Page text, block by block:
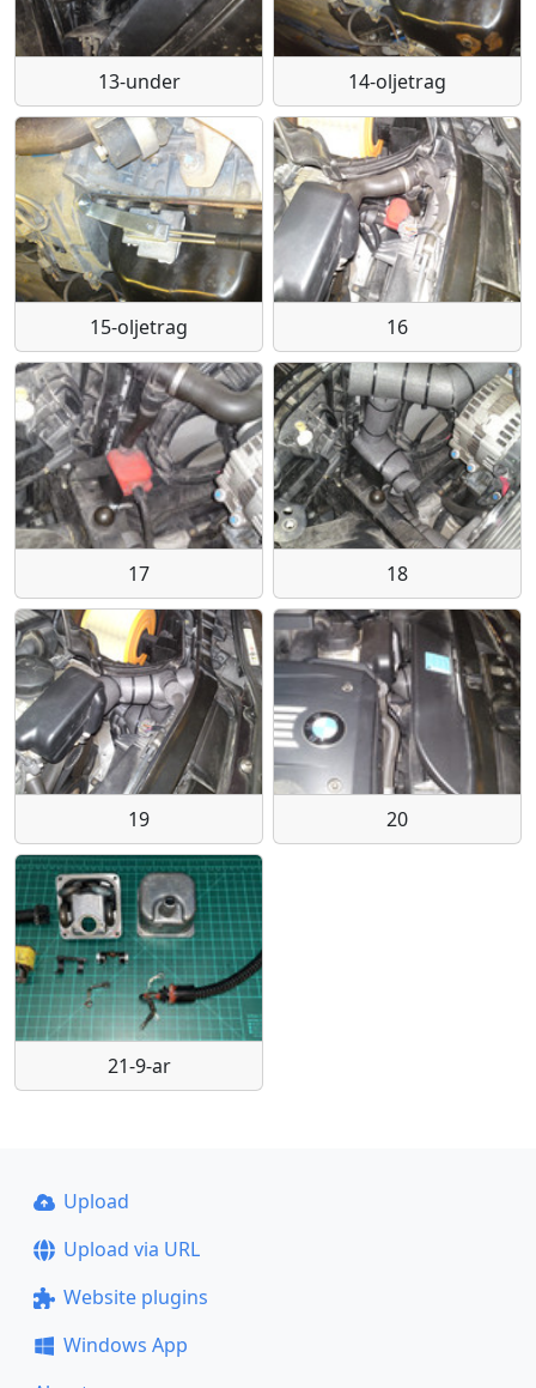
13-under 14-oljetrag
15-oljetrag 16
17 18
19 20
21-9-ar
Upload
Upload via URL
Website plugins
Windows App